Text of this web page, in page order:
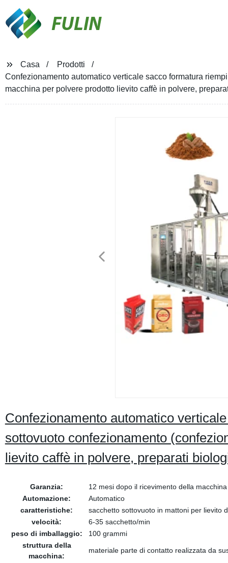
FULIN
Casa
Prodotti
Confezionamento automatico verticale sacco formatura
macchina per polvere prodotto lievito caffè in polvere,
Confezionamento automatico
sottovuoto confezionamento
lievito caffè in polvere, preparati
Garanzia:
12 mesi dopo il ricevimento della macchina
Automazione:
Automatico
caratteristiche:
sacchetto sottovuoto in mattoni per lievito
velocità:
6-35 sacchetto/min
peso di imballaggio:
100 grammi
struttura della
macchina:
materiale parte di contatto realizzata da